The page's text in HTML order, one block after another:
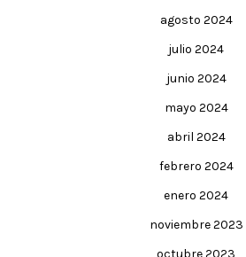
agosto 2024
julio 2024
junio 2024
mayo 2024
abril 2024
febrero 2024
enero 2024
noviembre 2023
octubre 2023